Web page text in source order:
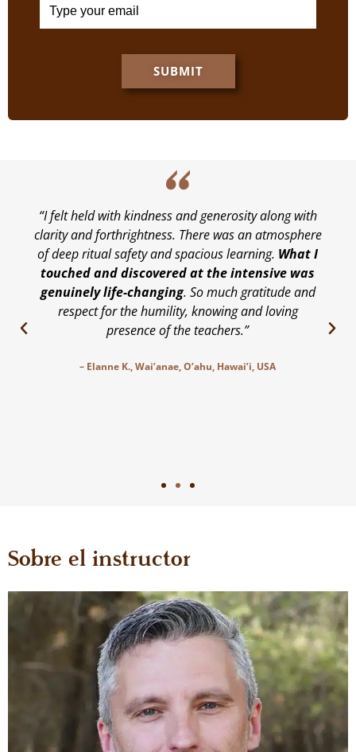
SUBMIT
“I felt held with kindness and generosity along with
clarity and forthrightness. There was an atmosphere
of deep ritual safety and spacious learning. What I
touched and discovered at the intensive was
genuinely life-changing. So much gratitude and
respect for the humility, knowing and loving
presence of the teachers.”
– Elanne K., Wai’anae, O’ahu, Hawai’i, USA
Sobre el instructor